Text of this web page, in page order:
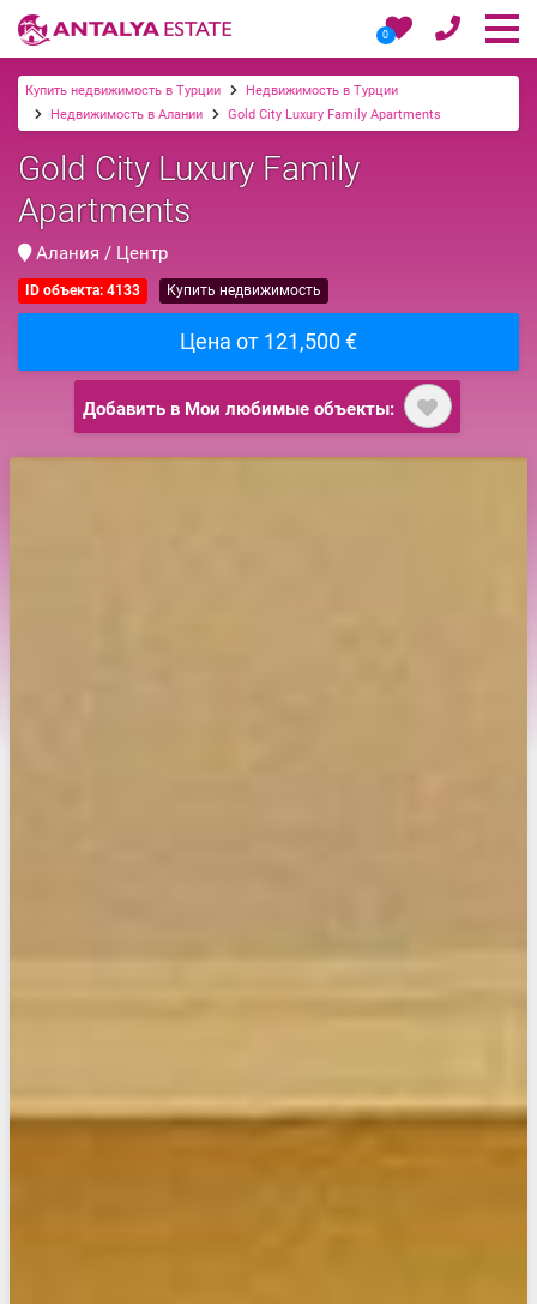
0
Купить недвижимость в Турции
Недвижимость в Турции
Недвижимость в Алании
Gold City Luxury Family Apartments
Gold City Luxury Family
Apartments
Алания / Центр
ID объекта: 4133 Купить недвижимость
Цена от 121,500 €
Добавить в Мои любимые объекты: